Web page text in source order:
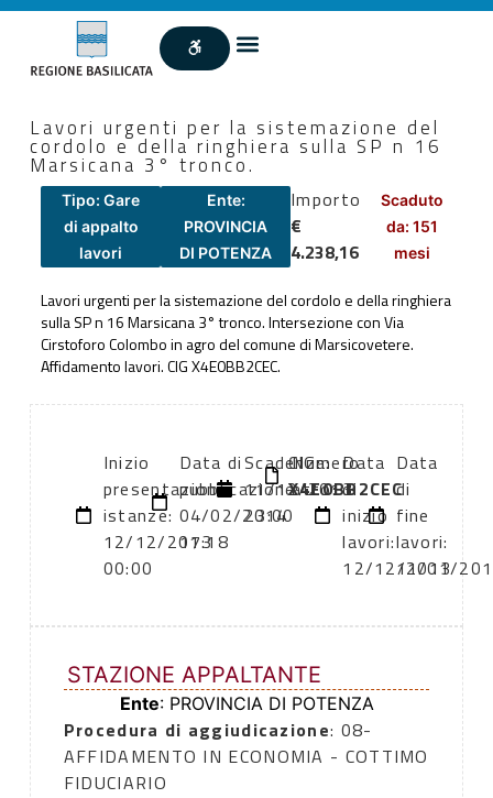
Lavori urgenti per la sistemazione del
cordolo e della ringhiera sulla SP n 16
Marsicana 3° tronco.
Tipo: Gare
di appalto
lavori
Ente:
PROVINCIA
DI POTENZA
Importo
€
4.238,16
Scaduto
da: 151
mesi
Lavori urgenti per la sistemazione del cordolo e della ringhiera
sulla SP n 16 Marsicana 3° tronco. Intersezione con Via
Cirstoforo Colombo in agro del comune di Marsicovetere.
Affidamento lavori. CIG X4E0BB2CEC.
Inizio
presentazione
istanze:
12/12/2013
00:00
Data di
pubblicazione:
04/02/2014
17:18
Scadenza:
11/12/2013
23:00
Numero
atto:
CIG:
X4E0BB2CEC
Data
di
inizio
lavori:
12/12/2013
Data
di
fine
lavori:
11/01/
STAZIONE APPALTANTE
Ente: PROVINCIA DI POTENZA
Procedura di aggiudicazione: 08-
AFFIDAMENTO IN ECONOMIA - COTTIMO
FIDUCIARIO